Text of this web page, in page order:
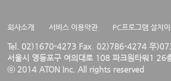
회사소개 서비스 이용약관 PC프로그램 설치
Tel. 02)1670-4273 Fax. 02)786-4274 우
서울시 영등포구 여의대로 108 파크원타워1 26
ⓒ 2014 ATON Inc. All rights reserved